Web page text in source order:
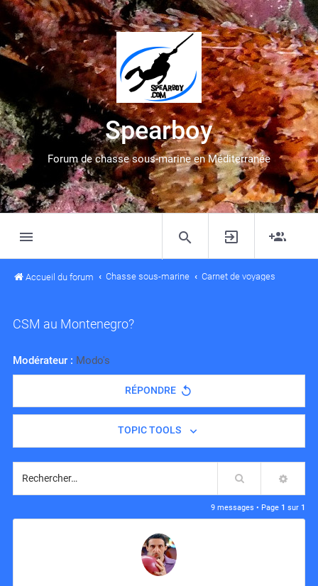
Spearboy
Forum de chasse sous-marine en Méditerranée
Accueil du forum Chasse sous-marine Carnet de voyages
CSM au Montenegro?
Modérateur : Modo's
RÉPONDRE
TOPIC TOOLS
Rechercher
9 messages • Page 1 sur 1